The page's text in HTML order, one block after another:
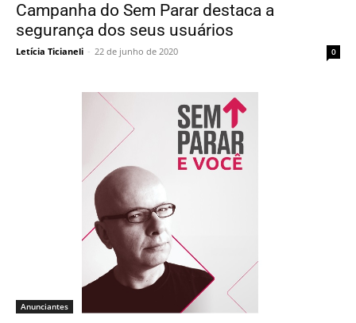
Campanha do Sem Parar destaca a
segurança dos seus usuários
Letícia Ticianeli - 22 de junho de 2020 0
Anunciantes